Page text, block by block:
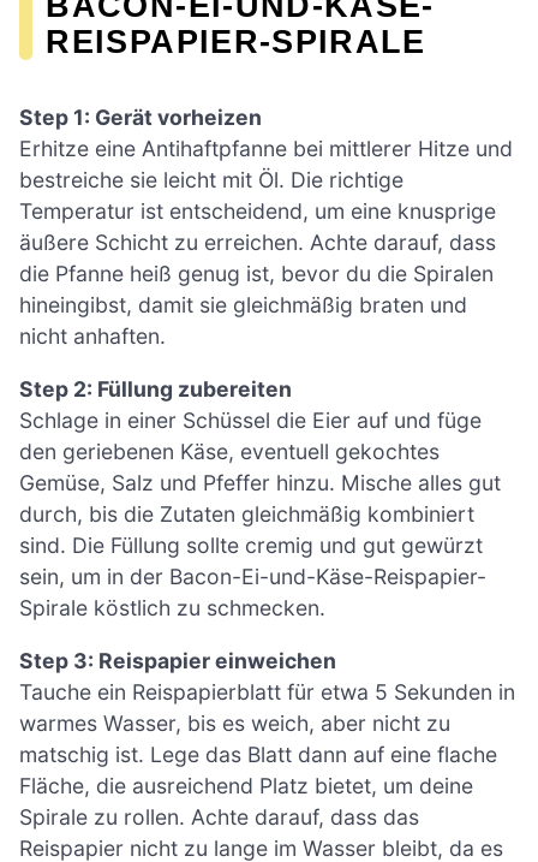
REISPAPIER-SPIRALE
Step 1: Gerät vorheizen
Erhitze eine Antihaftpfanne bei mittlerer Hitze und
bestreiche sie leicht mit Öl. Die richtige
Temperatur ist entscheidend, um eine knusprige
äußere Schicht zu erreichen. Achte darauf, dass
die Pfanne heiß genug ist, bevor du die Spiralen
hineingibst, damit sie gleichmäßig braten und
nicht anhaften.
Step 2: Füllung zubereiten
Schlage in einer Schüssel die Eier auf und füge
den geriebenen Käse, eventuell gekochtes
Gemüse, Salz und Pfeffer hinzu. Mische alles gut
durch, bis die Zutaten gleichmäßig kombiniert
sind. Die Füllung sollte cremig und gut gewürzt
sein, um in der Bacon-Ei-und-Käse-Reispapier-
Spirale köstlich zu schmecken.
Step 3: Reispapier einweichen
Tauche ein Reispapierblatt für etwa 5 Sekunden in
warmes Wasser, bis es weich, aber nicht zu
matschig ist. Lege das Blatt dann auf eine flache
Fläche, die ausreichend Platz bietet, um deine
Spirale zu rollen. Achte darauf, dass das
Reispapier nicht zu lange im Wasser bleibt, da es